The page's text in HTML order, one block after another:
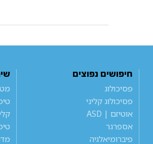
חיפושים נפוצים
פסיכולוג
פסיכולוג קליני
אוטיזם | ASD
אספרגר
פיברומיאלגיה